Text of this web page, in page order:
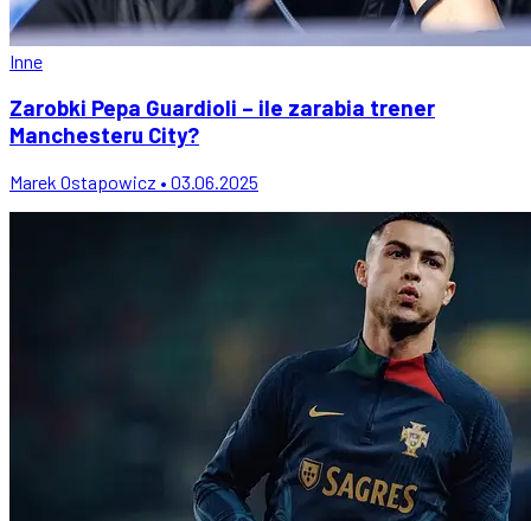
Inne
Zarobki Pepa Guardioli – ile zarabia trener
Manchesteru City?
Marek Ostapowicz • 03.06.2025